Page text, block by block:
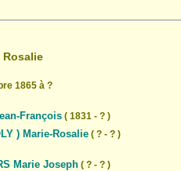
Rosalie
1865 à ?
François ( 1831 - ? )
) Marie-Rosalie ( ? - ? )
Marie Joseph ( ? - ? )